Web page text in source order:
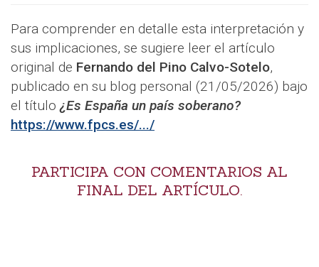
Para comprender en detalle esta interpretación y
sus implicaciones, se sugiere leer el artículo
original de Fernando del Pino Calvo-Sotelo,
publicado en su blog personal (21/05/2026) bajo
el título¿Es España un país soberano?
https://www.fpcs.es/.../
PARTICIPA CON COMENTARIOS AL
FINAL DEL ARTÍCULO.